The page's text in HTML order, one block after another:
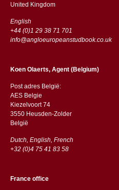
​​United Kingdom
English
+44 (0)1 29 38 71 701
info@angloeuropeanstudbook.co.uk
Koen Olaerts, Agent (Belgium)
Post adres België:
AES Belgie
Kiezelvoort 74
3550 Heusden-Zolder
België
Dutch, English, French
+32 (0)4 75 41 83 58
France office